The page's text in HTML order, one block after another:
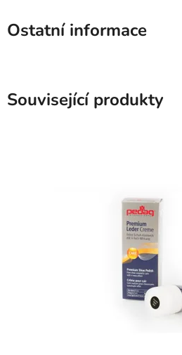
Ostatní informace
Související produkty